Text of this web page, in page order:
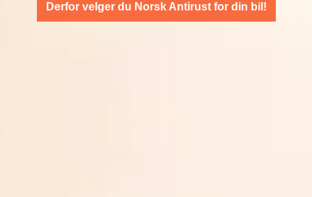
Derfor velger du Norsk Antirust for din bil!